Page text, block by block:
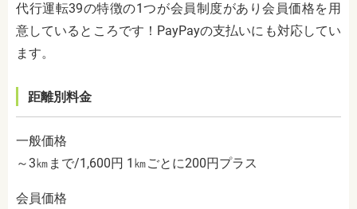
代行運転39の特徴の1つが会員制度があり会員価格を用
意しているところです！ PayPayの支払いにも対応してい
ます。
距離別料金
一般価格
～3㎞まで/1,600円 1 ㎞ごとに200円プラス
会員価格